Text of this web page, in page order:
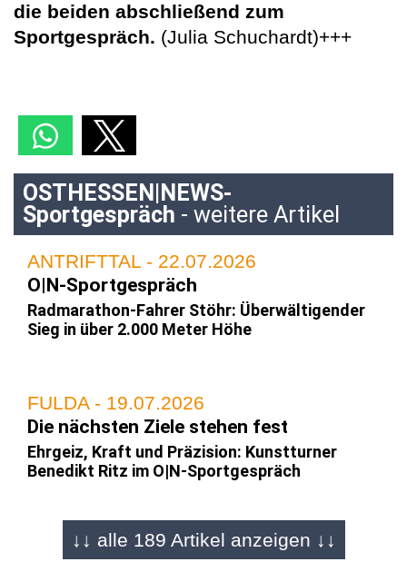
die beiden abschließend zum
Sportgespräch. (Julia Schuchardt)+++
OSTHESSEN|NEWS-
Sportgespräch - weitere Artikel
ANTRIFTTAL - 22.07.2026
O|N-Sportgespräch
Radmarathon-Fahrer Stöhr: Überwältigender
Sieg in über 2.000 Meter Höhe
FULDA - 19.07.2026
Die nächsten Ziele stehen fest
Ehrgeiz, Kraft und Präzision: Kunstturner
Benedikt Ritz im O|N-Sportgespräch
FULDA - 29.06.2026
↓↓ alle 189 Artikel anzeigen ↓↓